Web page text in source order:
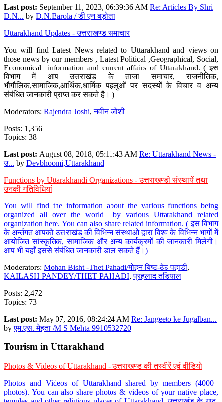
Last post: September 11, 2023, 06:39:36 AM Re: Articles By Shri
D.N... by D.N.Barola / डी एन बड़ोला
Uttarakhand Updates - उत्तराखण्ड समाचार
You will find Latest News related to Uttarakhand and views on
those news by our members , Latest Political ,Geographical, Social,
Economical information and current affairs of Uttarakhand. ( इस
विभाग में आप उत्तराखंड के ताजा समाचार, राजनीतिक,
भौगौलिक,सामाजिक,आर्थिक,धार्मिक पहलुओं पर सदस्यों के विचार व अन्य
संबंधित जानकारी प्राप्त कर सकते है। )
Moderators: Rajendra Joshi,नवीन जोशी
Posts: 1,356
Topics: 38
Last post: August 08, 2018, 05:11:43 AM Re: Uttarakhand News -
उ... by Devbhoomi,Uttarakhand
Functions by Uttarakhandi Organizations - उत्तराखण्डी संस्थायें तथा
उनकी गतिविधियां
You will find the information about the various functions being
organized all over the world by various Uttarakhand related
organization here. You can also share related information. ( इस विभाग
के अर्न्तगत आपको उत्तराखंड की विभिन्न संस्थाओ द्वारा विश्व के विभिन्न भागों में
आयोजित सांस्कृतिक, सामाजिक और अन्य कार्यक्रमों की जानकारी मिलेगी।
आप भी यहाँ इससे संबंधित जानकारी डाल सकते हैं।)
Moderators: Mohan Bisht -Thet Pahadi/मोहन बिष्ट-ठेठ पहाडी,
KAILASH PANDEY/THET PAHADI,प्रहलाद तडियाल
Posts: 2,472
Topics: 73
Last post: May 07, 2016, 08:24:24 AM Re: Jangeeto ke Jugalban...
byएम.एस. मेहता /M S Mehta 9910532720
Tourism in Uttarakhand
Photos & Videos of Uttarakhand - उत्तराखण्ड की तस्वीरें एवं वीडियो
Photos and Videos of Uttarakhand shared by members (4000+
photos). You can also share photos & videos of your native place,